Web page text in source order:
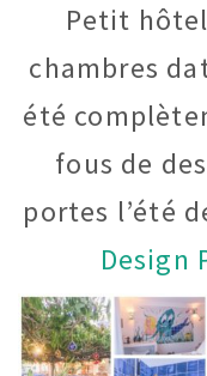
Petit
chambres
été
fous de
portes l’été
Design